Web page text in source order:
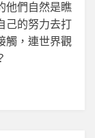
他們自然是瞧
己的努力去打
觸，連世界觀